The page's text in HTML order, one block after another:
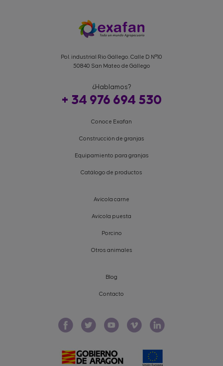
Pol. industrial Rio Gállego. Calle D Nº10
50840 San Mateo de Gállego
¿Hablamos?
+ 34 976 694 530
Conoce Exafan
Construcción de granjas
Equipamiento para granjas
Catálogo de productos
Avícola carne
Avícola puesta
Porcino
Otros animales
Blog
Contacto